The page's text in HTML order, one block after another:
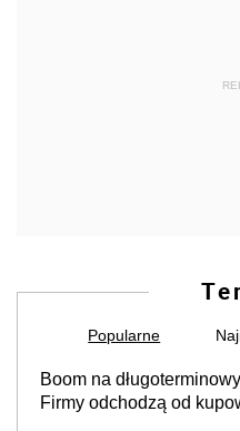
Popularne
Boom na
Firmy odchodzą od